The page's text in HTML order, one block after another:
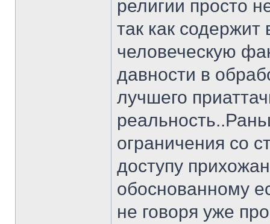
религии просто
так как
человеческую
давности в
лучшего
ограничения со
доступу
обоснованному
не говоря уже